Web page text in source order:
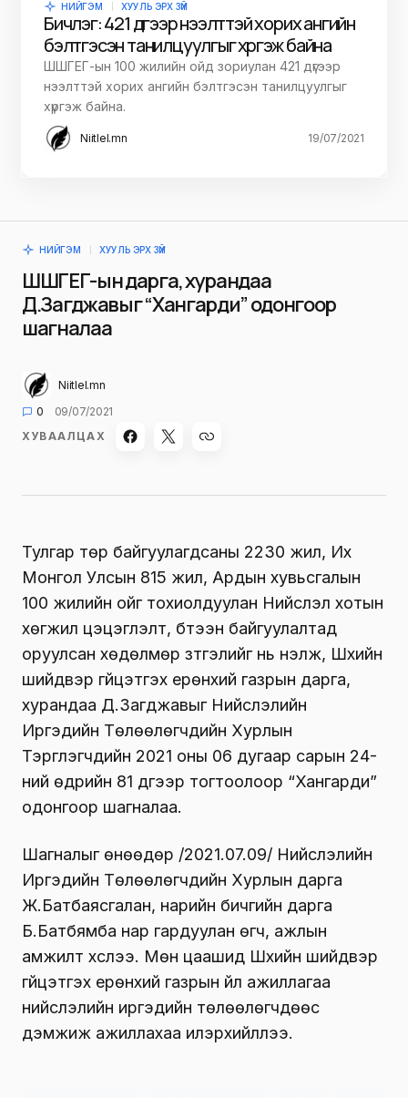
НИЙГЭМ ХУУЛЬ ЭРХ ЗҮЙ
Бичлэг: 421 дүгээр нээлттэй хорих ангийн
бэлтгэсэн танилцуулгыг хүргэж байна
ШШГЕГ-ын 100 жилийн ойд зориулан 421 дүгээр
нээлттэй хорих ангийн бэлтгэсэн танилцуулгыг
хүргэж байна.
Niitlel.mn 19/07/2021
НИЙГЭМ ХУУЛЬ ЭРХ ЗҮЙ
ШШГЕГ-ын дарга, хурандаа
Д.Загджавыг “Хангарди” одонгоор
шагналаа
Niitlel.mn
0
09/07/2021
ХУВААЛЦАХ
Тулгар төр байгуулагдсаны 2230 жил, Их
Монгол Улсын 815 жил, Ардын хувьсгалын
100 жилийн ойг тохиолдуулан Нийслэл хотын
хөгжил цэцэглэлт, бүтээн байгуулалтад
оруулсан хөдөлмөр зүтгэлийг нь үнэлж, Шүүхийн
шийдвэр гүйцэтгэх ерөнхий газрын дарга,
хурандаа Д.Загджавыг Нийслэлийн
Иргэдийн Төлөөлөгчдийн Хурлын
Тэргүүлэгчдийн 2021 оны 06 дугаар сарын 24-
ний өдрийн 81 дүгээр тогтоолоор “Хангарди”
одонгоор шагналаа.
Шагналыг өнөөдөр /2021.07.09/ Нийслэлийн
Иргэдийн Төлөөлөгчдийн Хурлын дарга
Ж.Батбаясгалан, нарийн бичгийн дарга
Б.Батбямба нар гардуулан өгч, ажлын
амжилт хүслээ. Мөн цаашид Шүүхийн шийдвэр
гүйцэтгэх ерөнхий газрын үйл ажиллагаа
нийслэлийн иргэдийн төлөөлөгчдөөс
дэмжиж ажиллахаа илэрхийллээ.